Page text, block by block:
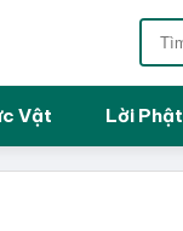
Vật Lời